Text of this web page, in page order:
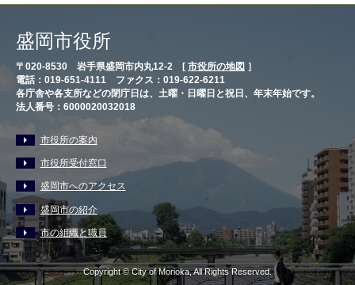
盛岡市役所
〒020-8530 岩手県盛岡市内丸12-2 [ 市役所の地図 ］
電話：019-651-4111 ファクス：019-622-6211
各庁舎や各支所などの閉庁日は、土曜・日曜日と祝日、年末年始です。
法人番号：6000020032018
市役所の案内
市役所受付窓口
盛岡市へのアクセス
盛岡市の紹介
市の組織と職員
Copyright © City of Morioka, All Rights Reserved.